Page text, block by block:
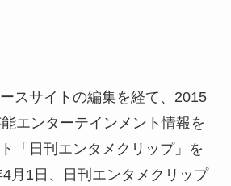
スサイトの編集を経て、2015
エンターテインメント情報を
「日刊エンタメクリップ」を
月1日、日刊エンタメクリップ